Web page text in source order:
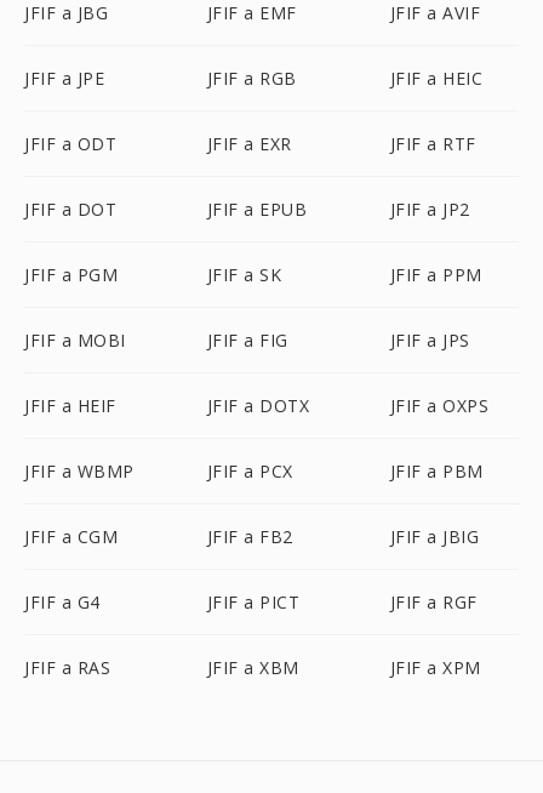
JFIF a JBG JFIF a EMF JFIF a AVIF
JFIF a JPE JFIF a RGB JFIF a HEIC
JFIF a ODT JFIF a EXR JFIF a RTF
JFIF a DOT JFIF a EPUB JFIF a JP2
JFIF a PGM JFIF a SK JFIF a PPM
JFIF a MOBI JFIF a FIG JFIF a JPS
JFIF a HEIF JFIF a DOTX JFIF a OXPS
JFIF a WBMP JFIF a PCX JFIF a PBM
JFIF a CGM JFIF a FB2 JFIF a JBIG
JFIF a G4 JFIF a PICT JFIF a RGF
JFIF a RAS JFIF a XBM JFIF a XPM